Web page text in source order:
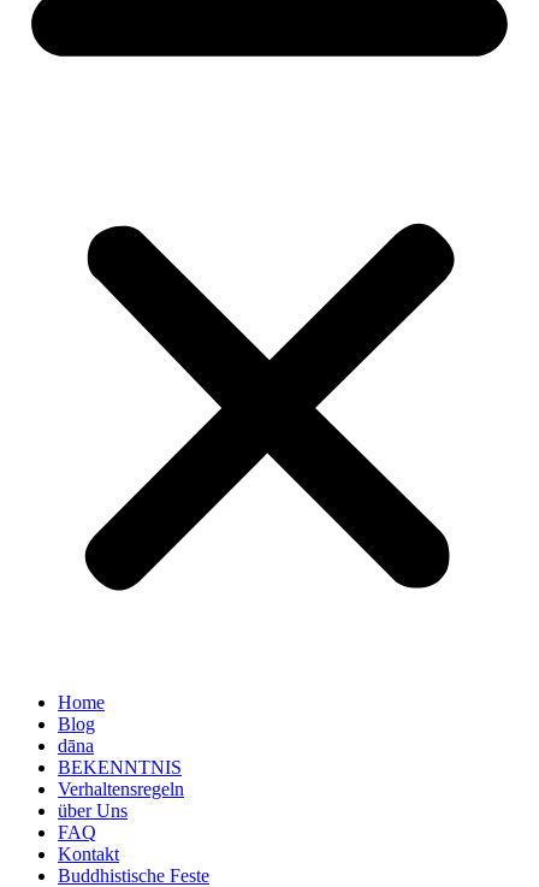
Home
Blog
dāna
BEKENNTNIS
Verhaltensregeln
über Uns
FAQ
Kontakt
Buddhistische Feste